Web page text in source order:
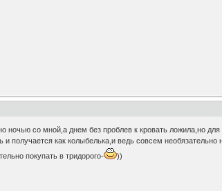
ночью со мной,а днем без проблев к кровать ложила,но
и получается как колыбелька,и ведь совсем
покупать в тридорого-
))